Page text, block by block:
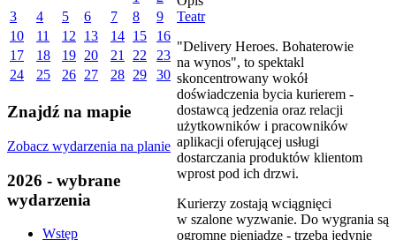
3
4 5 6 7 8
9
10
11 12 13 14 15
16
17
18 19 20 21 22
23
24
25 26 27 28 29 30
Znajdź na mapie
Zobacz wydarzenia na planie
2026 - wybrane
wydarzenia
Wstęp
Teatr
"Delivery Heroes. Bohaterowie
na wynos", to spektakl
skoncentrowany wokół
doświadczenia bycia kurierem -
dostawcą jedzenia oraz relacji
użytkowników i pracowników
aplikacji oferującej usługi
dostarczania produktów klientom
wprost pod ich drzwi.
Kurierzy zostają wciągnięci
w szalone wyzwanie. Do wygrania są
ogromne pieniądze - trzeba jedynie